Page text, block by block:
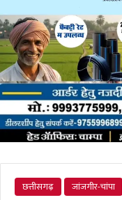
छत्तीसगढ़ जांजगीर-चांपा